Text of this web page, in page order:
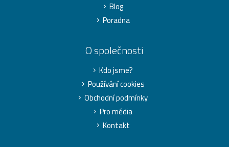
Blog
Poradna
O společnosti
Kdo jsme?
Používání cookies
Obchodní podmínky
Pro média
Kontakt